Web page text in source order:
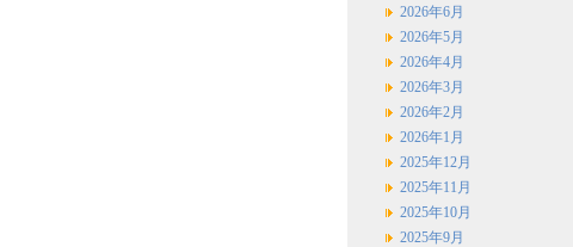
2026年6月
2026年5月
2026年4月
2026年3月
2026年2月
2026年1月
2025年12月
2025年11月
2025年10月
2025年9月